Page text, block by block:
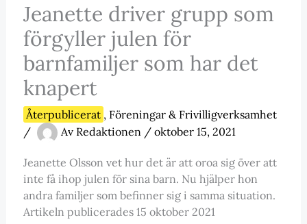
Jeanette driver grupp som
förgyller julen för
barnfamiljer som har det
knapert
Återpublicerat , Föreningar & Frivilligverksamhet
/
Av Redaktionen / oktober 15, 2021
Jeanette Olsson vet hur det är att oroa sig över att
inte få ihop julen för sina barn. Nu hjälper hon
andra familjer som befinner sig i samma situation.
Artikeln publicerades 15 oktober 2021